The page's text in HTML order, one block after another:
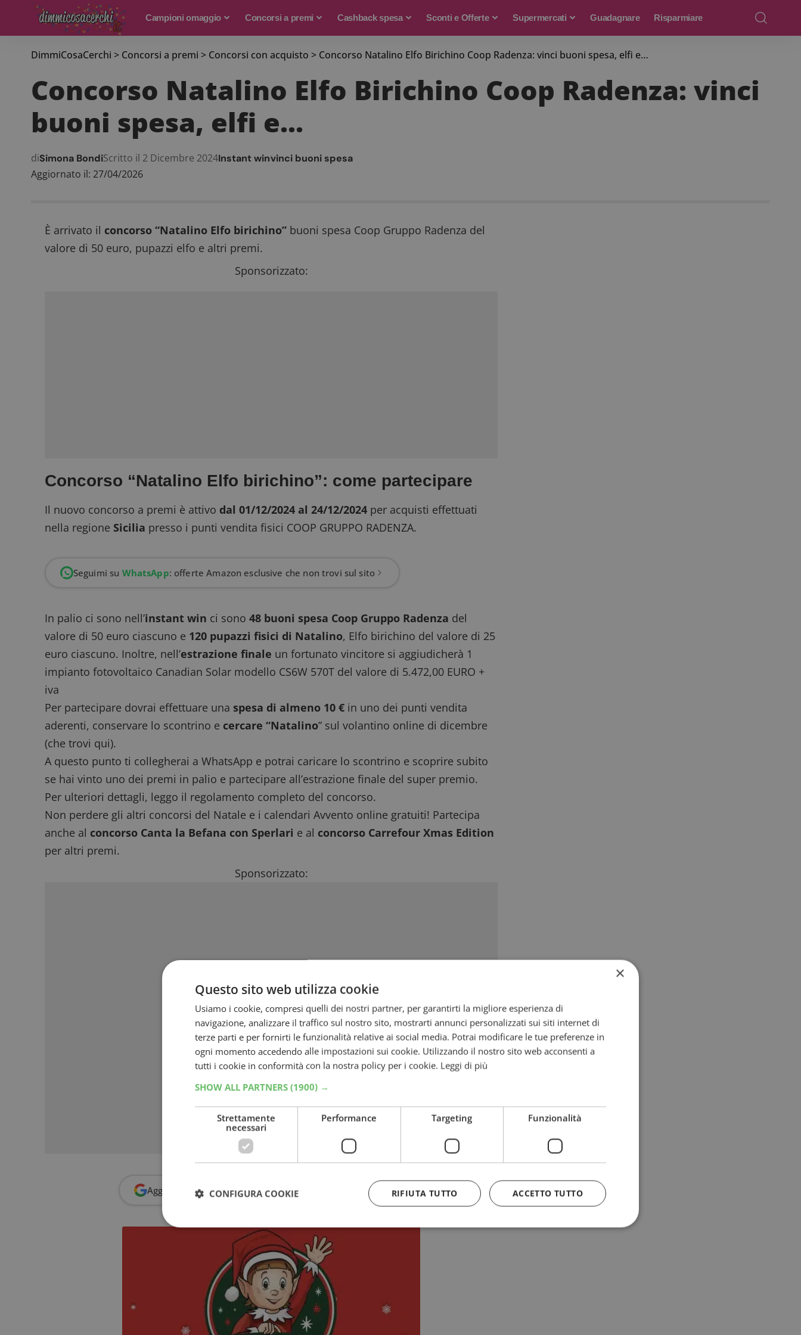
Campioni omaggio Concorsi a premi Cashback spesa Sconti e Offerte Supermercati Guadagnare Risparmiare
DimmiCosaCerchi > Concorsi a premi > Concorsi con acquisto > Concorso Natalino Elfo Birichino Coop Radenza: vinci buoni spesa, elfi e…
Concorso Natalino Elfo Birichino Coop Radenza: vinci
buoni spesa, elfi e…
Aggiornato il: 27/04/2026
diSimona BondiScritto il 2 Dicembre 2024Instant winvinci buoni spesa
È arrivato il concorso “Natalino Elfo birichino” buoni spesa Coop Gruppo Radenza del
valore di 50 euro, pupazzi elfo e altri premi.
Sponsorizzato:
Concorso “Natalino Elfo birichino”: come partecipare
Il nuovo concorso a premi è attivo dal 01/12/2024 al 24/12/2024 per acquisti effettuati
nella regione Sicilia presso i punti vendita fisici COOP GRUPPO RADENZA.
Seguimi su WhatsApp: offerte Amazon esclusive che non trovi sul sito
In palio ci sono nell’instant win ci sono48 buoni spesa Coop Gruppo Radenza del
valore di 50 euro ciascuno e 120 pupazzi fisici di Natalino, Elfo birichino del valore di 25
euro ciascuno. Inoltre, nell’estrazione finale un fortunato vincitore si aggiudicherà 1
impianto fotovoltaico Canadian Solar modello CS6W 570T del valore di 5.472,00 EURO +
iva
Per partecipare dovrai effettuare una spesa di almeno 10 € in uno dei punti vendita
aderenti, conservare lo scontrino e cercare “Natalino” sul volantino online di dicembre
(chetrovi qui).
A questo punto ti collegherai a WhatsApp e potrai caricare lo scontrino e scoprire subito
se hai vinto uno dei premi in palio e partecipare all’estrazione finale del super premio.
Per ulteriori dettagli, leggo il regolamento completo del concorso.
Non perdere gli altri concorsi del Natale e i calendari Avvento online gratuiti! Partecipa
anche al concorso Canta la Befana con Sperlari e al concorso Carrefour Xmas Edition
per altri premi.
Sponsorizzato:
Aggiungi Dimmi Cosa Cerchialle fonti preferite su Google
×
Questo sito web utilizza cookie
Usiamo i cookie, compresi quelli dei nostri partner, per garantirti la migliore esperienza di
navigazione, analizzare il traffico sul nostro sito, mostrarti annunci personalizzati sui siti internet di
terze parti e per fornirti le funzionalità relative ai social media. Potrai modificare le tue preferenze in
ogni momento accedendo alle impostazioni sui cookie. Utilizzando il nostro sito web acconsenti a
tutti i cookie in conformità con la nostra policy per i cookie. Leggi di più
SHOW ALL PARTNERS (1900) →
Strettamente
necessari
Performance Targeting Funzionalità
ACCETTO TUTTO
RIFIUTA TUTTO
CONFIGURA COOKIE
Strettamente necessari
I cookie strettamente necessari consentono le funzionalità principali del sito web come l'accesso dell'utente e la gestione
dell'account. Il sito web non può essere utilizzato correttamente senza i cookie strettamente necessari.
Nome
Provider
_GRECAPTCHA
Google LLC
www.google.com